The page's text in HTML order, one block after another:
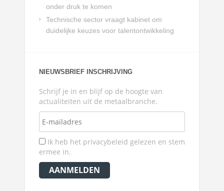
onder druk te komen
Technische sector vraagt kabinet om
duidelijke keuzes voor talentontwikkeling
NIEUWSBRIEF INSCHRIJVING
Schrijf je in en blijf op de hoogte van
actualiteiten uit de metaalbranche.
Ik heb het privacybeleid gelezen en stem
ermee in.